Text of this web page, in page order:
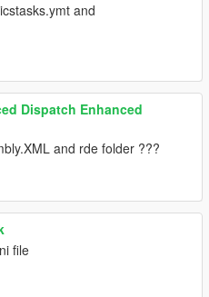
and
Dispatch Enhanced
and rde folder ???
file